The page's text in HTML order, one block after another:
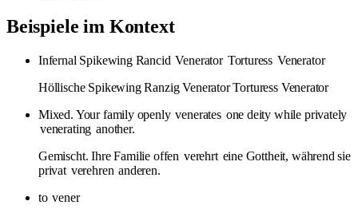
Beispiele im Kontext
Infernal Spikewing Rancid Venerator Torturess Venerator
Höllische Spikewing Ranzig Venerator Torturess Venerator
Mixed. Your family openly venerates one deity while privately
venerating another.
Gemischt. Ihre Familie offen verehrt eine Gottheit, während sie
privat verehren anderen.
to vener